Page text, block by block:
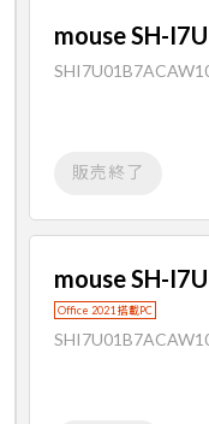
mouse SH-
販売終了
mouse SH-
Office 2021 搭載PC